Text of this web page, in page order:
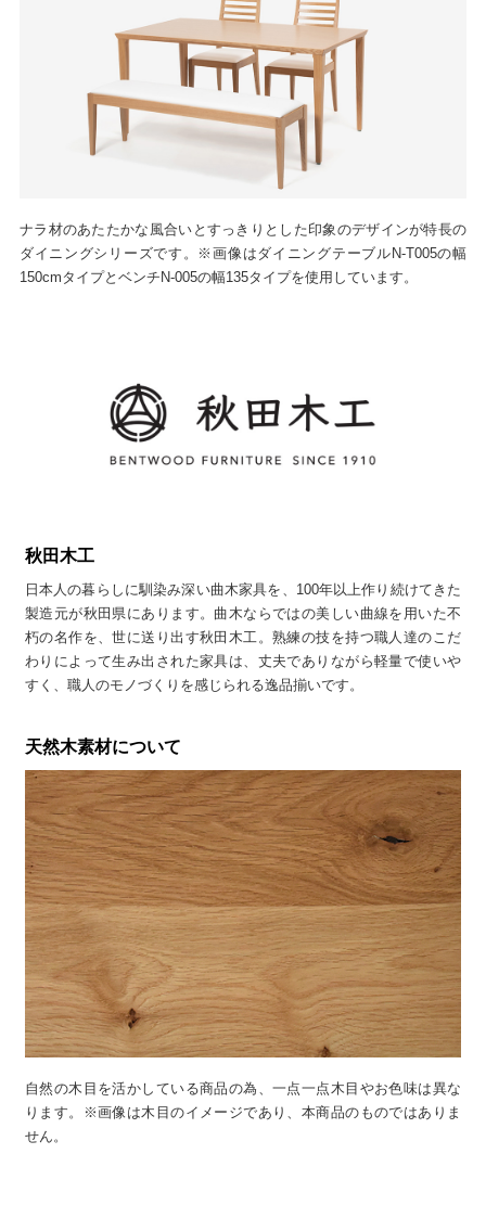
ナラ材のあたたかな風合いとすっきりとした印象のデザインが特長の
ダイニングシリーズです。※画像はダイニングテーブルN-T005の幅
150cmタイプとベンチN-005の幅135タイプを使用しています。
秋田木工
日本人の暮らしに馴染み深い曲木家具を、100年以上作り続けてきた
製造元が秋田県にあります。曲木ならではの美しい曲線を用いた不
朽の名作を、世に送り出す秋田木工。熟練の技を持つ職人達のこだ
わりによって生み出された家具は、丈夫でありながら軽量で使いや
すく、職人のモノづくりを感じられる逸品揃いです。
天然木素材について
自然の木目を活かしている商品の為、一点一点木目やお色味は異な
ります。※画像は木目のイメージであり、本商品のものではありま
せん。